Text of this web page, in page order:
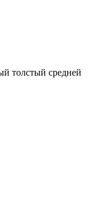
толстый средней